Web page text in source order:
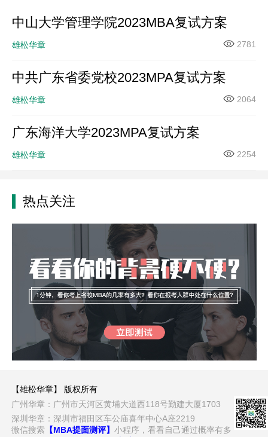
中山大学管理学院2023MBA复试方案
雄松华章 2781
中共广东省委党校2023MPA复试方案
雄松华章 2064
广东海洋大学2023MPA复试方案
雄松华章 2254
热点关注
【雄松华章】 版权所有
广州华章：广州市天河区黄埔大道西118号勤建大厦1703
深圳华章：深圳市福田区车公庙喜年中心A座2219
微信搜索 【MBA提面测评】小程序，看看自己通过概率有多